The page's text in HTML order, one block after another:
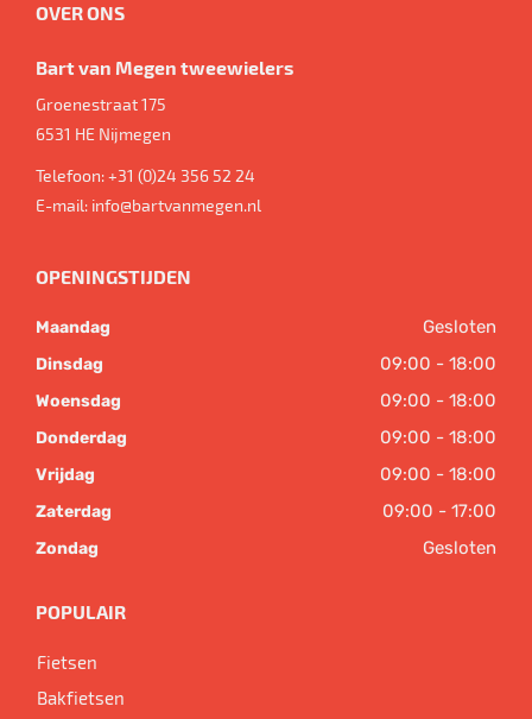
OVER ONS
Bart van Megen tweewielers
Groenestraat 175
6531 HE Nijmegen
Telefoon:+31 (0)24 356 52 24
E-mail: info@bartvanmegen.nl
OPENINGSTIJDEN
Maandag Gesloten
Dinsdag 09:00 - 18:00
Woensdag 09:00 - 18:00
Donderdag 09:00 - 18:00
Vrijdag 09:00 - 18:00
Zaterdag 09:00 - 17:00
Zondag Gesloten
POPULAIR
Fietsen
Bakfietsen